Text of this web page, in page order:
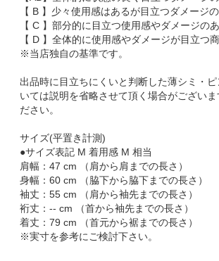
【 B 】少々使用感はあるが目立つダメージ
【 C 】部分的に目立つ使用感やダメージの
【 D 】全体的に使用感やダメージが目立つ
※当店独自の基準です。
出品時に目立ちにくいと判断した薄シミ・
いては説明を省略させて頂く場合がございま
ださい。
サイズ(平置き計測)
●サイズ表記 M 着用感 M 相当
肩幅：47 cm （肩から肩までの長さ）
身幅：60 cm （脇下から脇下までの長さ）
袖丈：55 cm （肩から袖先までの長さ）
裄丈：-- cm （首から袖先までの長さ）
着丈：79 cm （首元から裾までの長さ）
※実寸を参考にご検討下さい。